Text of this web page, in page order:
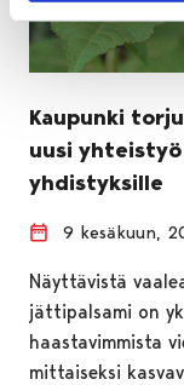
Kaupunki
uusi yhteistyö
yhdistyksille
9 kesäkuun,
Näyttävistä
jättipalsami on
haastavimmista
mittaiseksi